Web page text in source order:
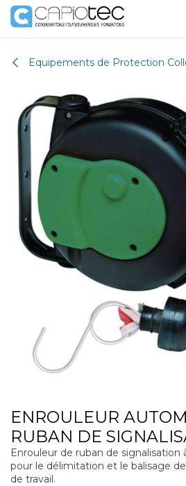
Se rendre au contenu
Equipements de Protection
ENROULEUR
RUBAN DE
Enrouleur de ruban de signalisation
pour le délimitation et le balisage
de travail.